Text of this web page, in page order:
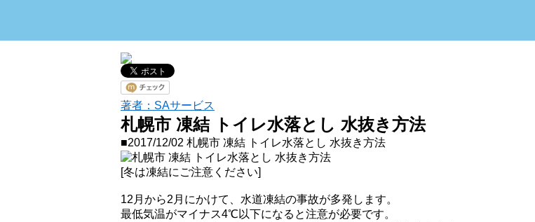
著者：SAサービス
札幌市 凍結 トイレ水落とし 水抜き方法
■2017/12/02 札幌市 凍結 トイレ水落とし 水抜き方法
[冬は凍結にご注意ください]
12月から2月にかけて、水道凍結の事故が多発します。
最低気温がマイナス4℃以下になると注意が必要です。